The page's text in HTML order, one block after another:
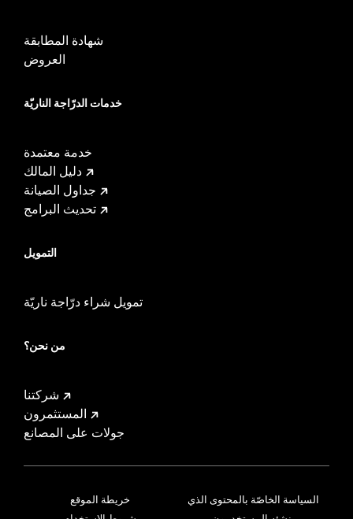
شهادة المطابقة
العروض
خدمات الدرّاجة الناريّة
خدمة معتمدة
دليل المالك
جداول الصيانة
تحديث البرامج
التمويل
تمويل شراء درّاجة ناريّة
من نحن؟
شركتنا
المستثمرون
جولات على المصانع
خريطة الموقع
السياسة الخاصّة بالمحتوى الذي